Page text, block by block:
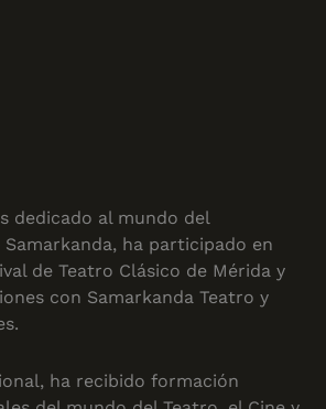
dedicado al mundo del
ha participado en
de Teatro Clásico de Mérida y
con Samarkanda Teatro y
ha recibido formación